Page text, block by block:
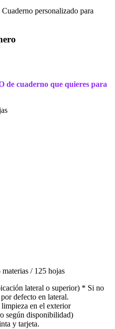
de cuaderno que quieres para
/ 125 hojas
lateral o superior) * Si no
defecto en lateral.
limpieza en el exterior
según disponibilidad)
y tarjeta.